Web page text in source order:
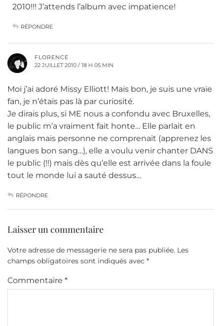
2010!!! J’attends l’album avec impatience!
RÉPONDRE
FLORENCE
22 JUILLET 2010 / 18 H 05 MIN
Moi j’ai adoré Missy Elliott! Mais bon, je suis une vraie
fan, je n’étais pas là par curiosité.
Je dirais plus, si ME nous a confondu avec Bruxelles,
le public m’a vraiment fait honte… Elle parlait en
anglais mais personne ne comprenait (apprenez les
langues bon sang…), elle a voulu venir chanter DANS
le public (!!) mais dès qu’elle est arrivée dans la foule
tout le monde lui a sauté dessus…
RÉPONDRE
Laisser un commentaire
Votre adresse de messagerie ne sera pas publiée. Les
champs obligatoires sont indiqués avec *
Commentaire *